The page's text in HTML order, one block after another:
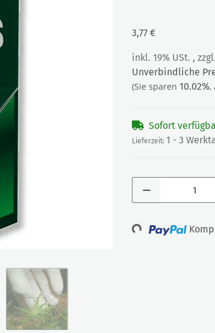
3,77 €
inkl. 19% USt. , zzgl.
Unverbindliche
(Sie sparen 10.02%,
Sofort
Lieferzeit: 1 - 3
Loading...